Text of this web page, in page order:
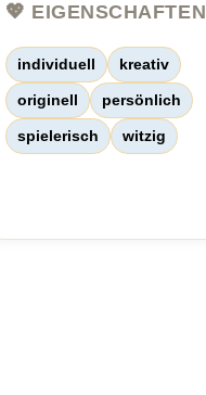
💖 EIGENSCHAFTEN
individuell kreativ
originell persönlich
spielerisch witzig